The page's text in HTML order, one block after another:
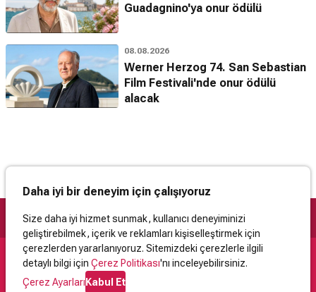
Guadagnino'ya onur ödülü
08.08.2026
Werner Herzog 74. San Sebastian
Film Festivali'nde onur ödülü
alacak
Daha iyi bir deneyim için çalışıyoruz
Size daha iyi hizmet sunmak, kullanıcı deneyiminizi
geliştirebilmek, içerik ve reklamları kişiselleştirmek için
çerezlerden yararlanıyoruz. Sitemizdeki çerezlerle ilgili
detaylı bilgi için Çerez Politikası'nı inceleyebilirsiniz.
Çerez AyarlarıKabul Et
Destek
İletişimYardımKullanıcı Sözleşmesi